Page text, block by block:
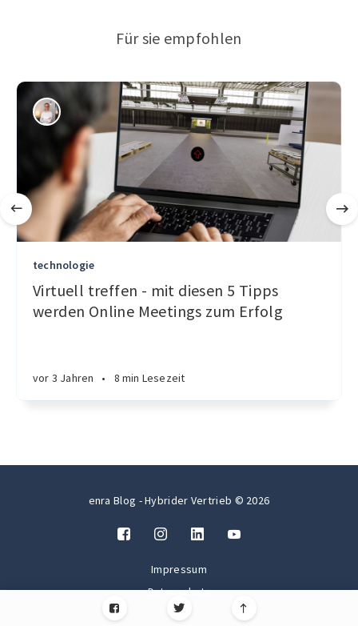
Für sie empfohlen
technologie
Virtuell treffen - mit diesen 5 Tipps
werden Online Meetings zum Erfolg
vor 3 Jahren • 8 min Lesezeit
enra Blog - Hybrider Vertrieb © 2026
Impressum
Datenschutz